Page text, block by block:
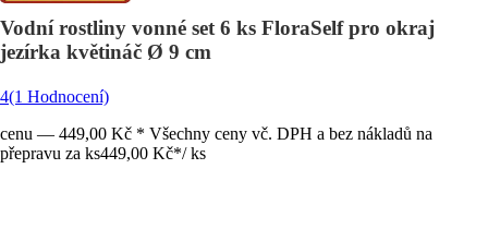
Vodní rostliny vonné set 6 ks FloraSelf pro okraj
jezírka květináč Ø 9 cm
4(1 Hodnocení)
cenu — 449,00 Kč * Všechny ceny vč. DPH a bez nákladů na
přepravu za ks449,00 Kč*/ ks